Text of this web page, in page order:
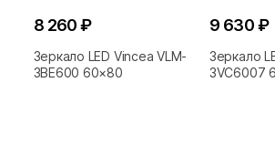
8 260 ₽
Зеркало LED Vincea VLM-
3BE600 60×80
9 630 ₽
Зеркало
3VC6007